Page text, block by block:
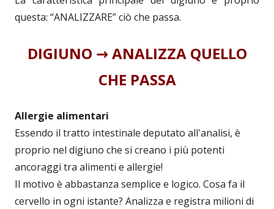
questa: “ANALIZZARE” ciò che passa.
DIGIUNO → ANALIZZA QUELLO
CHE PASSA
Allergie alimentari
Essendo il tratto intestinale deputato all'analisi, è
proprio nel digiuno che si creano i più potenti
ancoraggi tra alimenti e allergie!
Il motivo è abbastanza semplice e logico. Cosa fa il
cervello in ogni istante? Analizza e registra milioni di